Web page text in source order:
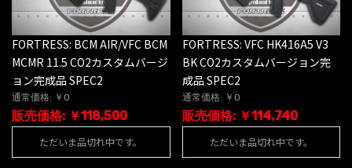
FORTRESS: BCM AIR/VFC BCM
MCMR 11.5 CO2カスタムバージ
ョン完成品 SPEC2
通常価格: ￥0
販売価格: ￥118,500
ただいま品切れ中です。
FORTRESS: VFC HK416A5 V3
BK CO2カスタムバージョン完
成品 SPEC2
通常価格: ￥0
販売価格: ￥114,740
ただいま品切れ中です。